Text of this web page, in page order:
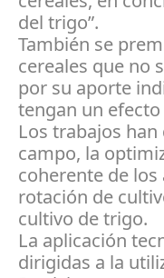
del trigo”.
También se
cereales que no
por su aporte
tengan un
Los trabajos
campo, la
coherente de
rotación de
cultivo de trigo.
La aplicación
dirigidas a la